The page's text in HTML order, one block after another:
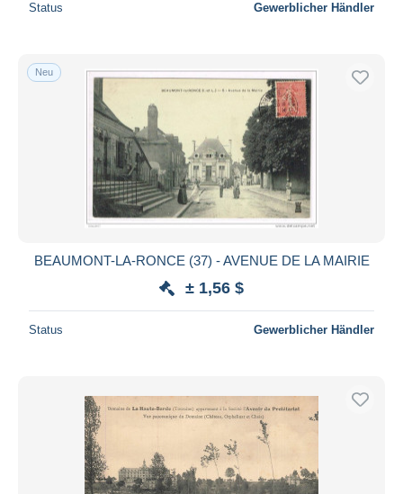
Status Gewerblicher Händler
Neu
BEAUMONT-LA-RONCE (37) - AVENUE DE LA MAIRIE
± 1,56 $
Status Gewerblicher Händler